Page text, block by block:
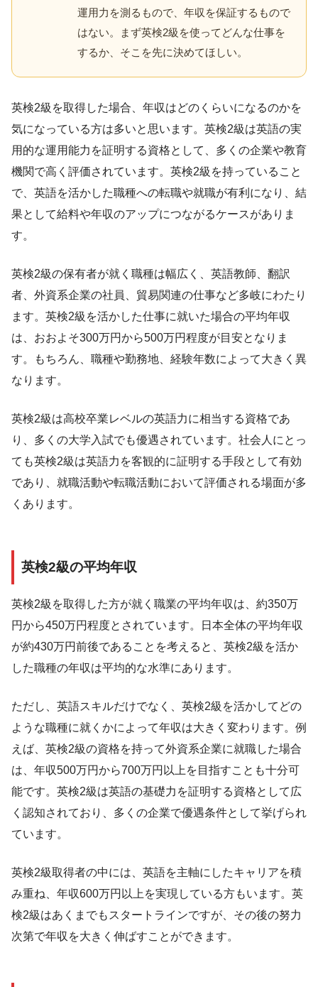
運用力を測るもので、年収を保証するもので
はない。まず英検2級を使ってどんな仕事を
するか、そこを先に決めてほしい。
英検2級を取得した場合、年収はどのくらいになるのかを
気になっている方は多いと思います。英検2級は英語の実
用的な運用能力を証明する資格として、多くの企業や教育
機関で高く評価されています。英検2級を持っていること
で、英語を活かした職種への転職や就職が有利になり、結
果として給料や年収のアップにつながるケースがありま
す。
英検2級の保有者が就く職種は幅広く、英語教師、翻訳
者、外資系企業の社員、貿易関連の仕事など多岐にわたり
ます。英検2級を活かした仕事に就いた場合の平均年収
は、おおよそ300万円から500万円程度が目安となりま
す。もちろん、職種や勤務地、経験年数によって大きく異
なります。
英検2級は高校卒業レベルの英語力に相当する資格であ
り、多くの大学入試でも優遇されています。社会人にとっ
ても英検2級は英語力を客観的に証明する手段として有効
であり、就職活動や転職活動において評価される場面が多
くあります。
英検2級の平均年収
英検2級を取得した方が就く職業の平均年収は、約350万
円から450万円程度とされています。日本全体の平均年収
が約430万円前後であることを考えると、英検2級を活か
した職種の年収は平均的な水準にあります。
ただし、英語スキルだけでなく、英検2級を活かしてどの
ような職種に就くかによって年収は大きく変わります。例
えば、英検2級の資格を持って外資系企業に就職した場合
は、年収500万円から700万円以上を目指すことも十分可
能です。英検2級は英語の基礎力を証明する資格として広
く認知されており、多くの企業で優遇条件として挙げられ
ています。
英検2級取得者の中には、英語を主軸にしたキャリアを積
み重ね、年収600万円以上を実現している方もいます。英
検2級はあくまでもスタートラインですが、その後の努力
次第で年収を大きく伸ばすことができます。